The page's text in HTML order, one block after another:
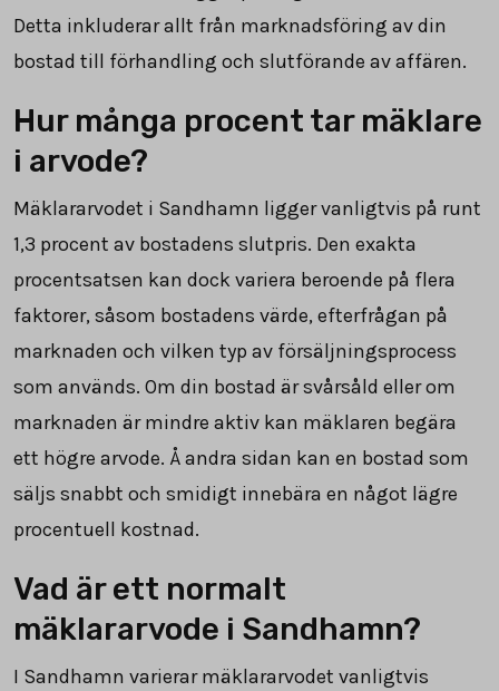
Detta inkluderar allt från marknadsföring av din
bostad till förhandling och slutförande av affären.
Hur många procent tar mäklare
i arvode?
Mäklararvodet i Sandhamn ligger vanligtvis på runt
1,3 procent av bostadens slutpris. Den exakta
procentsatsen kan dock variera beroende på flera
faktorer, såsom bostadens värde, efterfrågan på
marknaden och vilken typ av försäljningsprocess
som används. Om din bostad är svårsåld eller om
marknaden är mindre aktiv kan mäklaren begära
ett högre arvode. Å andra sidan kan en bostad som
säljs snabbt och smidigt innebära en något lägre
procentuell kostnad.
Vad är ett normalt
mäklararvode i Sandhamn?
I Sandhamn varierar mäklararvodet vanligtvis